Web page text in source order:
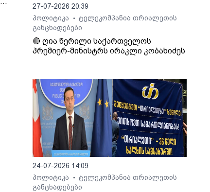
27-07-2026 20:39
პოლიტიკა
•
ტელეკომპანია თრიალეთის
განცხადებები
🔴 ღია წერილი საქართველოს
პრემიერ-მინისტრს ირაკლი კობახიძეს
24-07-2026 14:09
პოლიტიკა
•
ტელეკომპანია თრიალეთის
განცხადებები